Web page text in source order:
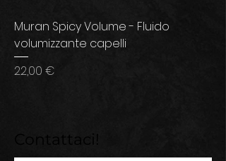
Muran Spicy Volume - Fluido
volumizzante capelli
Prezzo
22,00 €
Contattaci!